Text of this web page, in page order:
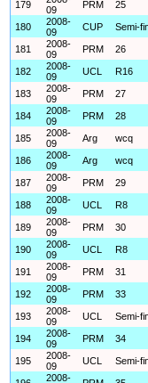
179
09
PRM 25
180
2008-
09
CUP Semi-
181
2008-
09
PRM 26
182
2008-
09
UCL R16
183
2008-
09
PRM 27
184
2008-
09
PRM 28
185
2008-
09
Arg wcq
186
2008-
09
Arg wcq
187
2008-
09
PRM 29
188
2008-
09
UCL R8
189
2008-
09
PRM 30
190
2008-
09
UCL R8
191
2008-
09
PRM 31
192
2008-
09
PRM 33
193
2008-
09
UCL Semi-
194
2008-
09
PRM 34
195
2008-
09
UCL Semi-
2008-